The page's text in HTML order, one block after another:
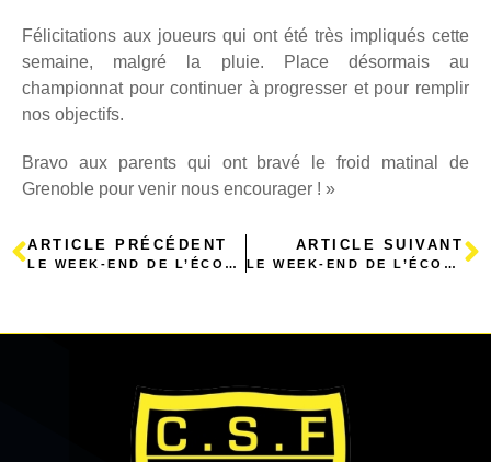
Félicitations aux joueurs qui ont été très impliqués cette
semaine, malgré la pluie. Place désormais au
championnat pour continuer à progresser et pour remplir
nos objectifs.
Bravo aux parents qui ont bravé le froid matinal de
Grenoble pour venir nous encourager ! »
ARTICLE PRÉCÉDENT
LE WEEK-END DE L’ÉCOLE DE FOOT
ARTICLE SUIVANT
LE WEEK-END DE L’ÉCOLE DE FOOT